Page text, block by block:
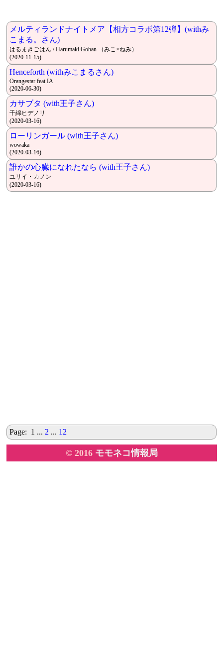
メルティランドナイトメア【相方コラボ第12弾】(withみ
こまる。さん)
はるまきごはん / Harumaki Gohan （みこ×ねみ）
(2020-11-15)
Henceforth (withみこまるさん)
Orangestar feat.IA
(2020-06-30)
カサブタ (with王子さん)
千綿ヒデノリ
(2020-03-16)
ローリンガール (with王子さん)
wowaka
(2020-03-16)
誰かの心臓になれたなら (with王子さん)
ユリイ・カノン
(2020-03-16)
Page: 1 ... 2 ... 12
© 2016 モモネコ情報局